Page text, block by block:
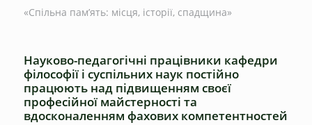
«Спільна пам’ять: місця, історії, спадщина»
Науково-педагогічні працівники кафедри
філософії і суспільних наук постійно
працюють над підвищенням своєї
професійної майстерності та
вдосконаленням фахових компетентностей